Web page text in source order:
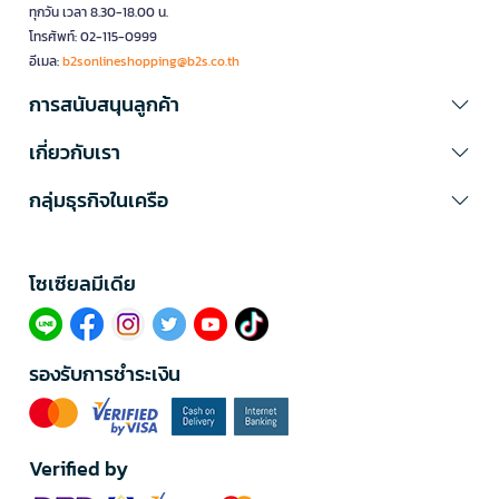
ทุกวัน เวลา 8.30-18.00 น.
โทรศัพท์: 02-115-0999
อีเมล:b2sonlineshopping@b2s.co.th
การสนับสนุนลูกค้า
เกี่ยวกับเรา
กลุ่มธุรกิจในเครือ
โซเซียลมีเดีย​
รองรับการชำระเงิน
Verified by